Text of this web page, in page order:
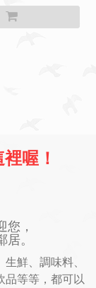
喔！
您，
。
鮮、調味料、
品等等，都可以